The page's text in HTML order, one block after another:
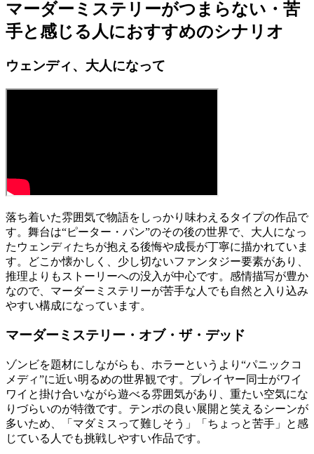
マーダーミステリーがつまらない・苦
手と感じる人におすすめのシナリオ
ウェンディ、大人になって
落ち着いた雰囲気で物語をしっかり味わえるタイプの作品で
す。舞台は“ピーター・パン”のその後の世界で、大人になっ
たウェンディたちが抱える後悔や成長が丁寧に描かれていま
す。どこか懐かしく、少し切ないファンタジー要素があり、
推理よりもストーリーへの没入が中心です。感情描写が豊か
なので、マーダーミステリーが苦手な人でも自然と入り込み
やすい構成になっています。
マーダーミステリー・オブ・ザ・デッド
ゾンビを題材にしながらも、ホラーというより“パニックコ
メディ”に近い明るめの世界観です。プレイヤー同士がワイ
ワイと掛け合いながら遊べる雰囲気があり、重たい空気にな
りづらいのが特徴です。テンポの良い展開と笑えるシーンが
多いため、「マダミスって難しそう」「ちょっと苦手」と感
じている人でも挑戦しやすい作品です。